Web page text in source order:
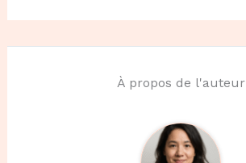
À propos de l'auteur